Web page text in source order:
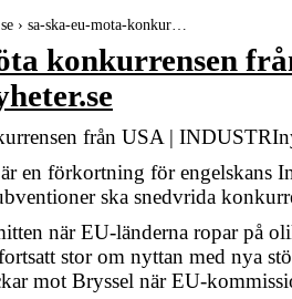
› sa-ska-eu-mota-konkur…
konkurrensen
från USA |
en förkortning för engelskans
ska snedvrida
när EU-länderna ropar på
stor om nyttan med nya
mot Bryssel när EU-